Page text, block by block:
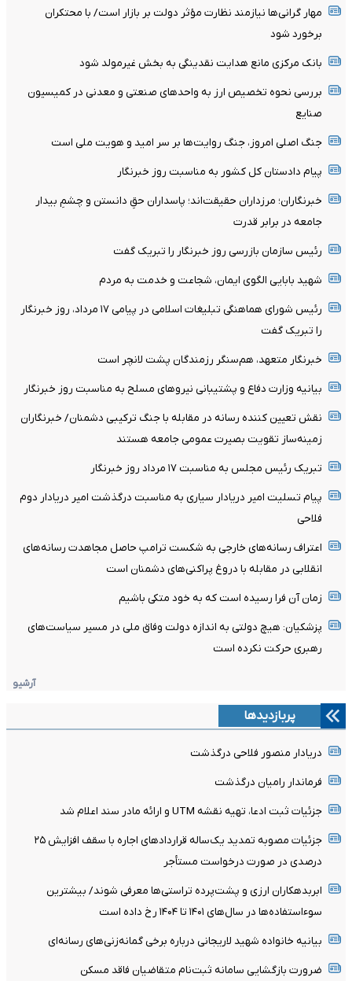
مهار گرانی‌ها نیازمند نظارت مؤثر دولت بر بازار است/ با محتکران
برخورد شود
بانک مرکزی مانع هدایت نقدینگی به بخش غیرمولد شود
بررسی نحوه تخصیص ارز به واحدهای صنعتی و معدنی در کمیسیون
صنایع
جنگ اصلی امروز، جنگ روایت‌ها بر سر امید و هویت ملی است
پیام دادستان کل کشور به مناسبت روز خبرنگار
خبرنگاران؛ مرزداران حقیقت‌اند؛ پاسداران حقِ دانستن و چشمِ بیدار
جامعه در برابر قدرت
رئیس سازمان بازرسی روز خبرنگار را تبریک گفت
شهید بابایی الگوی ایمان، شجاعت و خدمت به مردم
رئیس شورای هماهنگی تبلیغات اسلامی در پیامی ۱۷ مرداد، روز خبرنگار
را تبریک گفت
خبرنگار متعهد، هم‌سنگر رزمندگان پشت لانچر است
بیانیه وزارت دفاع و پشتیبانی نیروهای مسلح به مناسبت روز خبرنگار
نقش تعیین کننده رسانه در مقابله با جنگ ترکیبی دشمنان/ خبرنگاران
زمینه‌ساز تقویت بصیرت عمومی جامعه هستند
تبریک رئیس مجلس به مناسبت ۱۷ مرداد روز خبرنگار
پیام تسلیت امیر دریادار سیاری به مناسبت درگذشت امیر دریادار دوم‌
فلاحی
اعتراف رسانه‌های خارجی به شکست ترامپ حاصل مجاهدت رسانه‌های
انقلابی در مقابله با دروغ پراکنی‌های دشمنان است
زمان آن فرا رسیده است که به خود متکی باشیم
پزشکیان: هیچ دولتی به اندازه دولت وفاق ملی در مسیر سیاست‌های
رهبری حرکت نکرده است
آرشیو
پربازدیدها
دریادار منصور فلاحی درگذشت
فرماندار رامیان درگذشت
جزئیات ثبت ادعا، تهیه نقشه UTM و ارائه مادر سند اعلام شد
جزئیات مصوبه تمدید یک‌ساله قرارداد‌های اجاره با سقف افزایش ۲۵
درصدی در صورت درخواست مستأجر
ابربدهکاران ارزی و پشت‌پرده تراستی‌ها معرفی شوند/ بیشترین
سوءاستفاده‌ها در سال‌های ۱۴۰۱ تا ۱۴۰۴ رخ داده است
بیانیه خانواده شهید لاریجانی درباره برخی گمانه‌زنی‌های رسانه‌ای
ضرورت بازگشایی سامانه ثبت‌نام متقاضیان فاقد مسکن